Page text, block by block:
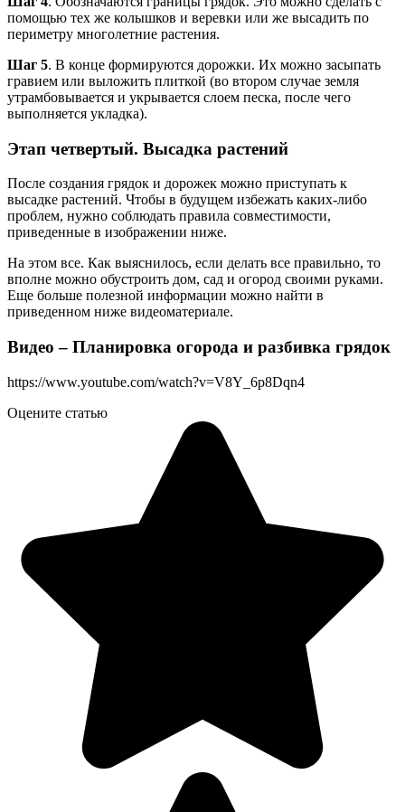
помощью тех же колышков и веревки или же высадить по
периметру многолетние растения.
Шаг 5. В конце формируются дорожки. Их можно засыпать
гравием или выложить плиткой (во втором случае земля
утрамбовывается и укрывается слоем песка, после чего
выполняется укладка).
Этап четвертый. Высадка растений
После создания грядок и дорожек можно приступать к
высадке растений. Чтобы в будущем избежать каких-либо
проблем, нужно соблюдать правила совместимости,
приведенные в изображении ниже.
На этом все. Как выяснилось, если делать все правильно, то
вполне можно обустроить дом, сад и огород своими руками.
Еще больше полезной информации можно найти в
приведенном ниже видеоматериале.
Видео – Планировка огорода и разбивка грядок
https://www.youtube.com/watch?v=V8Y_6p8Dqn4
Оцените статью